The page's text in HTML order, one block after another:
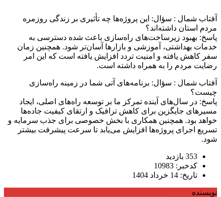
آفتاب شمال : سؤال: این پروژه‌ها چه تأثیری بر زندگی روزمره
مردم استان داشته‌اند؟
پاسخ: بهبود زیرساخت‌های راه‌سازی باعث شده دسترسی به
خدمات بهداشتی، آموزشی و بازارها آسان‌تر شود. همچنین زمان
سفر کاهش یافته و امنیت تردد افزایش یافته است که این امر
رضایت مردم را به همراه داشته است.
آفتاب شمال : سؤال: برنامه‌های آتی شما در زمینه راه‌سازی
چیست؟
پاسخ: در سال‌های آینده تمرکز ما بر توسعه راه‌های اصلی، ایجاد
مسیرهای جایگزین برای کاهش ترافیک و ارتقای کیفیت جاده‌ها
خواهد بود. همچنین همکاری با بخش خصوصی برای جذب سرمایه و
تسریع اجرای پروژه‌ها افزایش می‌یابد تا سرعت پیشرفت بیشتر
شود.
353 بازدید
کدخبر: 10983
تاریخ: 14 خرداد 1404
نویسنده